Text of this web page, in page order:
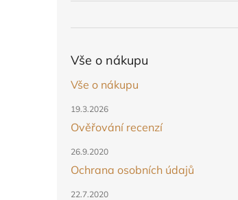
Vše o nákupu
Vše o nákupu
19.3.2026
Ověřování recenzí
26.9.2020
Ochrana osobních údajů
22.7.2020